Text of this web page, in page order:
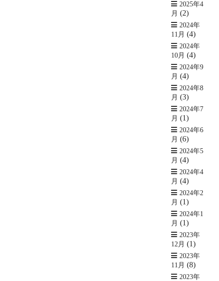
2025年4
月 (2)
2024年
11月 (4)
2024年
10月 (4)
2024年9
月 (4)
2024年8
月 (3)
2024年7
月 (1)
2024年6
月 (6)
2024年5
月 (4)
2024年4
月 (4)
2024年2
月 (1)
2024年1
月 (1)
2023年
12月 (1)
2023年
11月 (8)
2023年